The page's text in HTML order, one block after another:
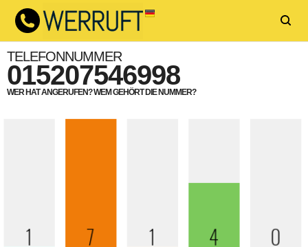
TELEFONNUMMER
015207546998
WER HAT ANGERUFEN? WEM GEHÖRT DIE NUMMER?